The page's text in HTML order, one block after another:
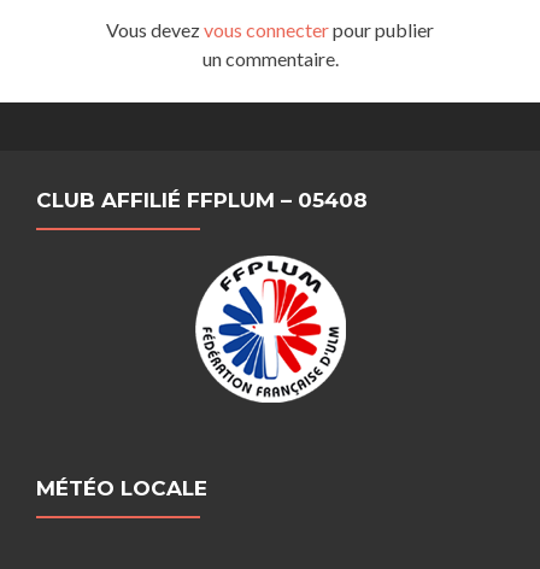
Vous devezvous connecterpour publier
un commentaire.
CLUB AFFILIÉ FFPLUM – 05408
MÉTÉO LOCALE